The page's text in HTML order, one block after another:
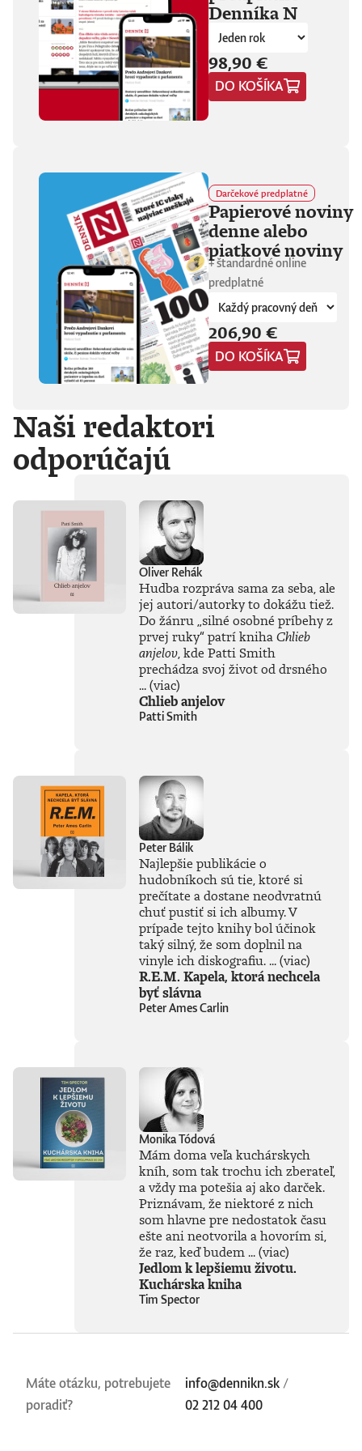
fanúšikovia aj
kritika dávajú palec
hore. Hrá pred
tisíckami ľudí na
festivaloch, vo
vypredaných sálach
aj v malých
punkových
ľudia, ktorí sa
predtým nepoznali,
vedú intenzívny
dialóg o hudbe a
stave sveta. V
štrnástich
tematicky
zameraných
kapitolách príde
okrem iného reč na
punk, trap,
rock’n’roll, Beatles,
Sex Pistols,
Dostojevského,
Hegela, Boha, GG
psychické diagnózy,
lásku, násilie,
rómstvo, working
class, anarchizmus,
okultizmus,
fašizmus, revolúciu,
imagináciu, Garáže,
gitaru, klavír,
mamu, otca aj
brata.Štyri
medzihry vo forme
posluchových
jukeboxov testujú
Denisov hudobný
rozhľad. Body
pozbiera takmer za
všetko.Za rozhovor
s Denisom Bangom
o Beatles, ktorý je
Denníka N
98,90 €
DO KOŠÍKA
Darčekové predplatné
Papierové noviny
denne alebo
piatkové noviny
+ štandardné online
predplatné
206,90 €
DO KOŠÍKA
Naši redaktori
odporúčajú
Oliver Rehák
Hudba rozpráva sama za seba, ale
jej autori/autorky to dokážu tiež.
Do žánru „silné osobné príbehy z
prvej ruky“patrí knihaChlieb
anjelov, kde Patti Smith
prechádza svoj život od drsného
...(viac)
Chlieb anjelov
Patti Smith
Peter Bálik
Najlepšie publikácie o
hudobníkoch sú tie, ktoré si
prečítate a dostane neodvratnú
chuť pustiť si ich albumy. V
prípade tejto knihy bol účinok
taký silný, že som doplnil na
vinyle ich diskografiu. ...(viac)
R.E.M. Kapela, ktorá nechcela
byť slávna
Peter Ames Carlin
Monika Tódová
Mám doma veľa kuchárskych
kníh, som tak trochu ich zberateľ,
a vždy ma potešia aj ako darček.
Priznávam, že niektoré z nich
som hlavne pre nedostatok času
ešte ani neotvorila a hovorím si,
že raz, keď budem ...(viac)
Jedlom k lepšiemu životu.
Kuchárska kniha
Tim Spector
Máte otázku, potrebujete
poradiť?
info@dennikn.sk /
02 212 04 400